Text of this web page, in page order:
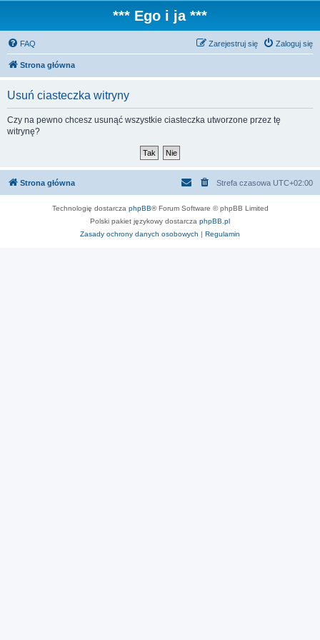
*** Ego i ja ***
FAQ Zaloguj się
Zarejestruj się
Strona główna
Usuń ciasteczka witryny
Czy na pewno chcesz usunąć wszystkie ciasteczka utworzone przez tę
witrynę?
Strona główna Strefa czasowa UTC+02:00
Technologię dostarcza phpBB® Forum Software © phpBB Limited
Polski pakiet językowy dostarcza phpBB.pl
Zasady ochrony danych osobowych | Regulamin